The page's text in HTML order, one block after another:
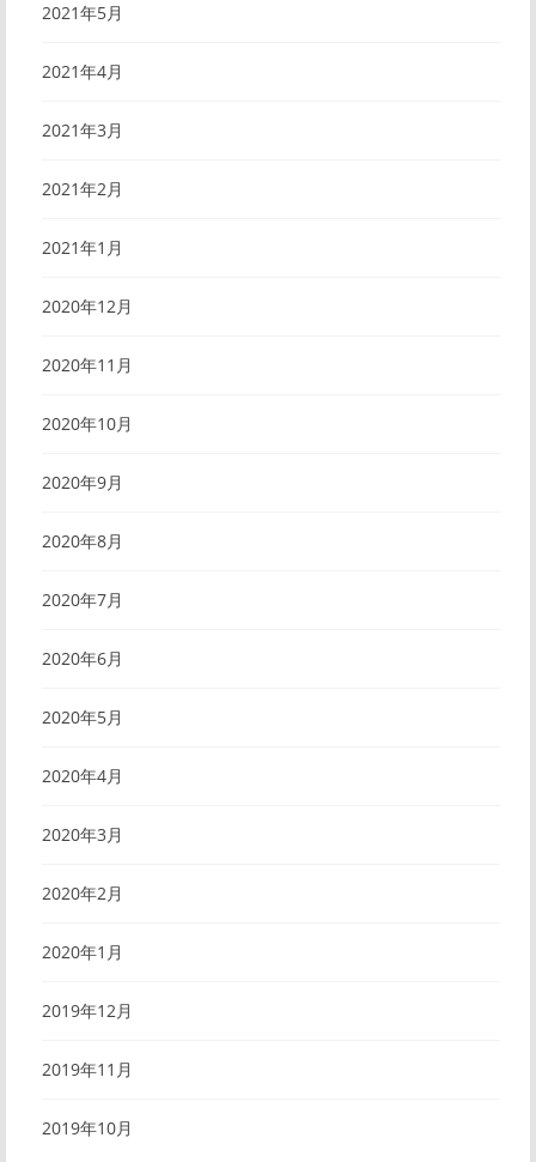
2021年5月
2021年4月
2021年3月
2021年2月
2021年1月
2020年12月
2020年11月
2020年10月
2020年9月
2020年8月
2020年7月
2020年6月
2020年5月
2020年4月
2020年3月
2020年2月
2020年1月
2019年12月
2019年11月
2019年10月